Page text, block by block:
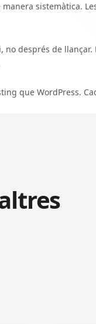
sistemàtica.
no després de
que WordPress.